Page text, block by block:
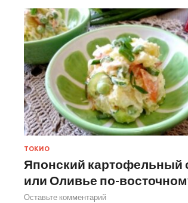
ТОКИО
Японский картофельный
или Оливье по-
Оставьте комментарий